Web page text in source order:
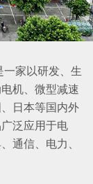
一家以研发、生
机、微型减速
日本等国内外
泛应用于电
通信、电力、